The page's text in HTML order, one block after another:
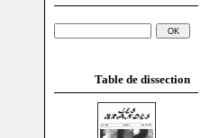
Table de dissection